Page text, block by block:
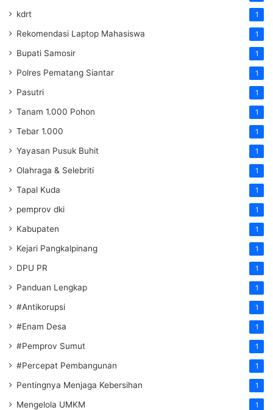
kdrt 1
Rekomendasi Laptop Mahasiswa 1
Bupati Samosir 1
Polres Pematang Siantar 1
Pasutri 1
Tanam 1.000 Pohon 1
Tebar 1.000 1
Yayasan Pusuk Buhit 1
Olahraga & Selebriti 1
Tapal Kuda 1
pemprov dki 1
Kabupaten 1
Kejari Pangkalpinang 1
DPU PR 1
Panduan Lengkap 1
#Antikorupsi 1
#Enam Desa 1
#Pemprov Sumut 1
#Percepat Pembangunan 1
Pentingnya Menjaga Kebersihan 1
Mengelola UMKM 1